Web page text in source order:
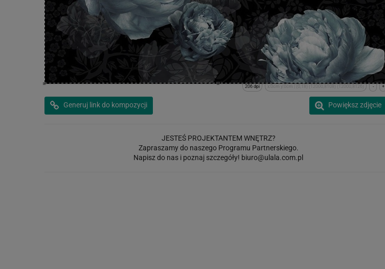
+
-
x:0cm y:0cm | (0,18) (12000,8108) (12000,8126)
206 dpi
Powiększ zdjęcie
Generuj link do kompozycji
JESTEŚ PROJEKTANTEM WNĘTRZ?
Zapraszamy do naszego Programu Partnerskiego.
Napisz do nas i poznaj szczegóły! biuro@ulala.com.pl